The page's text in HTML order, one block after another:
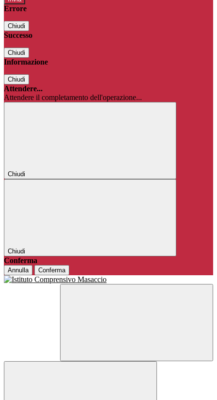
Errore
Chiudi
Successo
Chiudi
Informazione
Chiudi
Attendere...
Attendere il completamento dell'operazione...
Chiudi
Chiudi
Conferma
Annulla Conferma